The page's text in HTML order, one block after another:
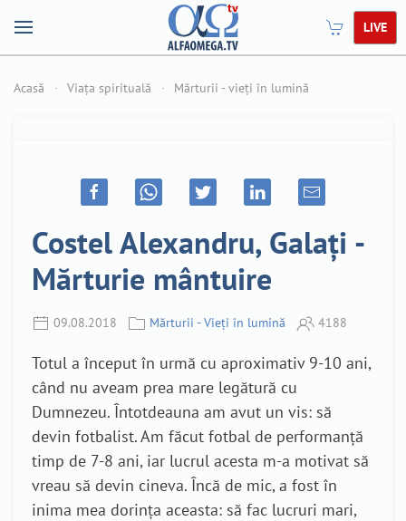
LIVE
Acasă Viața spirituală Mărturii - vieți în lumină
Costel Alexandru, Galați -
Mărturie mântuire
09.08.2018 Mărturii - Vieți în lumină 4188
Totul a început în urmă cu aproximativ 9-10 ani,
când nu aveam prea mare legătură cu
Dumnezeu. Întotdeauna am avut un vis: să
devin fotbalist. Am făcut fotbal de performanță
timp de 7-8 ani, iar lucrul acesta m-a motivat să
vreau să devin cineva. Încă de mic, a fost în
inima mea dorința aceasta: să fac lucruri mari,